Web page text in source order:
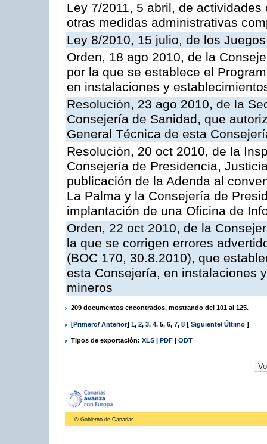
Ley 7/2011, 5 abril, de
otras medidas administrativas
Ley 8/2010, 15 julio, de los
Orden, 18 ago 2010, de la
por la que se establece el
en instalaciones y
Resolución, 23 ago 2010, de la
Consejería de Sanidad, que
General Técnica de esta
Resolución, 20 oct 2010, de la
Consejería de Presidencia,
publicación de la Adenda al
La Palma y la Consejería de
implantación de una Oficina de
Orden, 22 oct 2010, de la
la que se corrigen errores
(BOC 170, 30.8.2010), que
esta Consejería, en instalaciones
mineros
209 documentos encontrados, mostrando del 101 al 125.
[Primero/ Anterior] 1, 2, 3, 4, 5, 6, 7, 8 [ Siguiente/ Último ]
Tipos de exportación: XLS | PDF | ODT
© Gobierno de Canarias